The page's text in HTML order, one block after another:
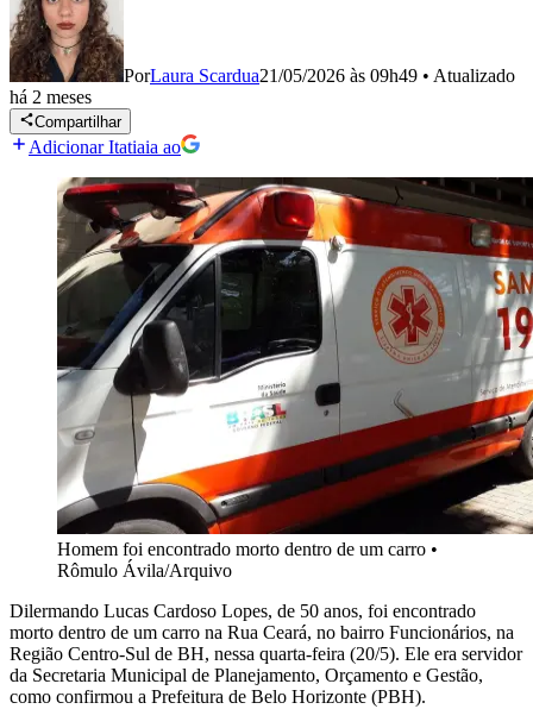
PorLaura Scardua21/05/2026 às 09h49 • Atualizado
há 2 meses
Compartilhar
Adicionar Itatiaia ao
Homem foi encontrado morto dentro de um carro •
Rômulo Ávila/Arquivo
Dilermando Lucas Cardoso Lopes, de 50 anos, foi encontrado
morto dentro de um carro na Rua Ceará, no bairro Funcionários, na
Região Centro-Sul de BH, nessa quarta-feira (20/5). Ele era servidor
da Secretaria Municipal de Planejamento, Orçamento e Gestão,
como confirmou a Prefeitura de Belo Horizonte (PBH).